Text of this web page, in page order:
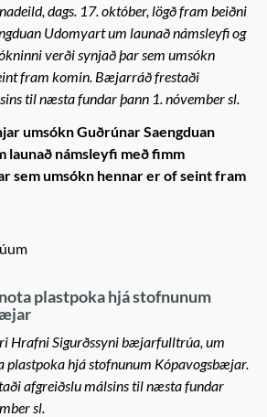
dags. 17. október, lögð fram beiðni
Udomyart um launað námsleyfi og
verði synjað þar sem umsókn
fram komin. Bæjarráð frestaði
til næsta fundar þann 1. nóvember sl.
umsókn Guðrúnar Saengduan
launað námsleyfi með fimm
sem umsókn hennar er of seint fram
plastpoka hjá stofnunum
Hrafni Sigurðssyni bæjarfulltrúa, um
plastpoka hjá stofnunum Kópavogsbæjar.
afgreiðslu málsins til næsta fundar
sl.